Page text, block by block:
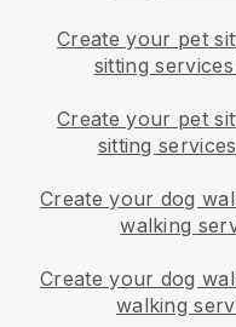
Create your pet
sitting
Create your pet
sitting
Create your dog
walking
Create your dog
walking